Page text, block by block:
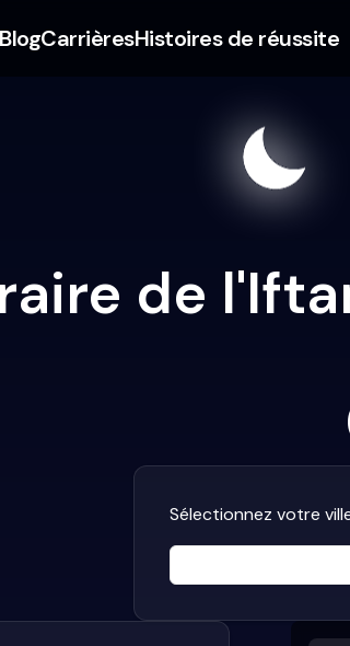
BlogCarrièresHistoires de réussite
de
Sélectionnez votre